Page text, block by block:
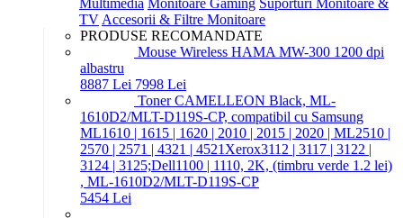
Multimedia Monitoare Gaming Suporturi Monitoare &
TV Accesorii & Filtre Monitoare
PRODUSE RECOMANDATE
Mouse Wireless HAMA MW-300 1200 dpi
albastru
8887 Lei 7998 Lei
Toner CAMELLEON Black, ML-
1610D2/MLT-D119S-CP, compatibil cu Samsung
ML1610 | 1615 | 1620 | 2010 | 2015 | 2020 | ML2510 |
2570 | 2571 | 4321 | 4521Xerox3112 | 3117 | 3122 |
3124 | 3125;Dell1100 | 1110, 2K, (timbru verde 1.2 lei)
, ML-1610D2/MLT-D119S-CP
5454 Lei